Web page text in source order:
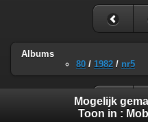
Albums
80 / 1982 / nr5
Mogelijk
Toon in :